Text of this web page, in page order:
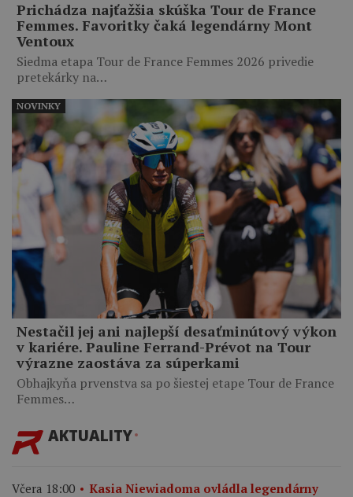
Prichádza najťažšia skúška Tour de France
Femmes. Favoritky čaká legendárny Mont
Ventoux
Siedma etapa Tour de France Femmes 2026 privedie
pretekárky na…
Nestačil jej ani najlepší desaťminútový výkon
v kariére. Pauline Ferrand-Prévot na Tour
výrazne zaostáva za súperkami
Obhajkyňa prvenstva sa po šiestej etape Tour de France
Femmes…
NOVINKY
AKTUALITY
Včera 18:00
Kasia Niewiadoma ovládla legendárny